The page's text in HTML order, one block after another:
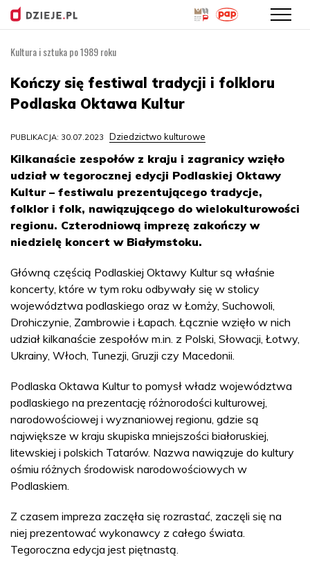
treści
Kultura i sztuka po 1989 roku
Kończy się festiwal tradycji i folkloru
Podlaska Oktawa Kultur
PUBLIKACJA: 30.07.2023 Dziedzictwo kulturowe
Kilkanaście zespołów z kraju i zagranicy wzięło
udział w tegorocznej edycji Podlaskiej Oktawy
Kultur – festiwalu prezentującego tradycje,
folklor i folk, nawiązującego do wielokulturowości
regionu. Czterodniową imprezę zakończy w
niedzielę koncert w Białymstoku.
Główną częścią Podlaskiej Oktawy Kultur są właśnie
koncerty, które w tym roku odbywały się w stolicy
województwa podlaskiego oraz w Łomży, Suchowoli,
Drohiczynie, Zambrowie i Łapach. Łącznie wzięło w nich
udział kilkanaście zespołów m.in. z Polski, Słowacji, Łotwy,
Ukrainy, Włoch, Tunezji, Gruzji czy Macedonii.
Podlaska Oktawa Kultur to pomysł władz województwa
podlaskiego na prezentację różnorodości kulturowej,
narodowościowej i wyznaniowej regionu, gdzie są
największe w kraju skupiska mniejszości białoruskiej,
litewskiej i polskich Tatarów. Nazwa nawiązuje do kultury
ośmiu różnych środowisk narodowościowych w
Podlaskiem.
Z czasem impreza zaczęła się rozrastać, zaczęli się na
niej prezentować wykonawcy z całego świata.
Tegoroczna edycja jest piętnastą.